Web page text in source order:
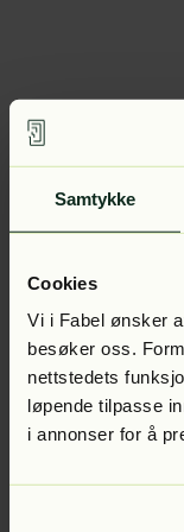
Samtykke
Cookies
Vi i Fabel ønsker
besøker oss.
nettstedets
løpende tilpasse
i annonser for å